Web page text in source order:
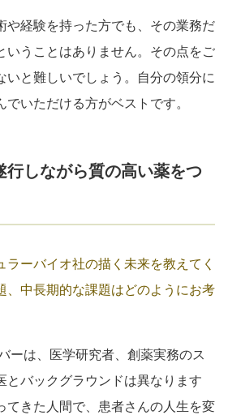
や経験を持った方でも、その業務だ
いうことはありません。その点をご
いと難しいでしょう。自分の領分に
でいただける方がベストです。
行しながら質の高い薬をつ
ラーバイオ社の描く未来を教えてく
、中長期的な課題はどのようにお考
ーは、医学研究者、創薬実務のス
とバックグラウンドは異なります
てきた人間で、患者さんの人生を変